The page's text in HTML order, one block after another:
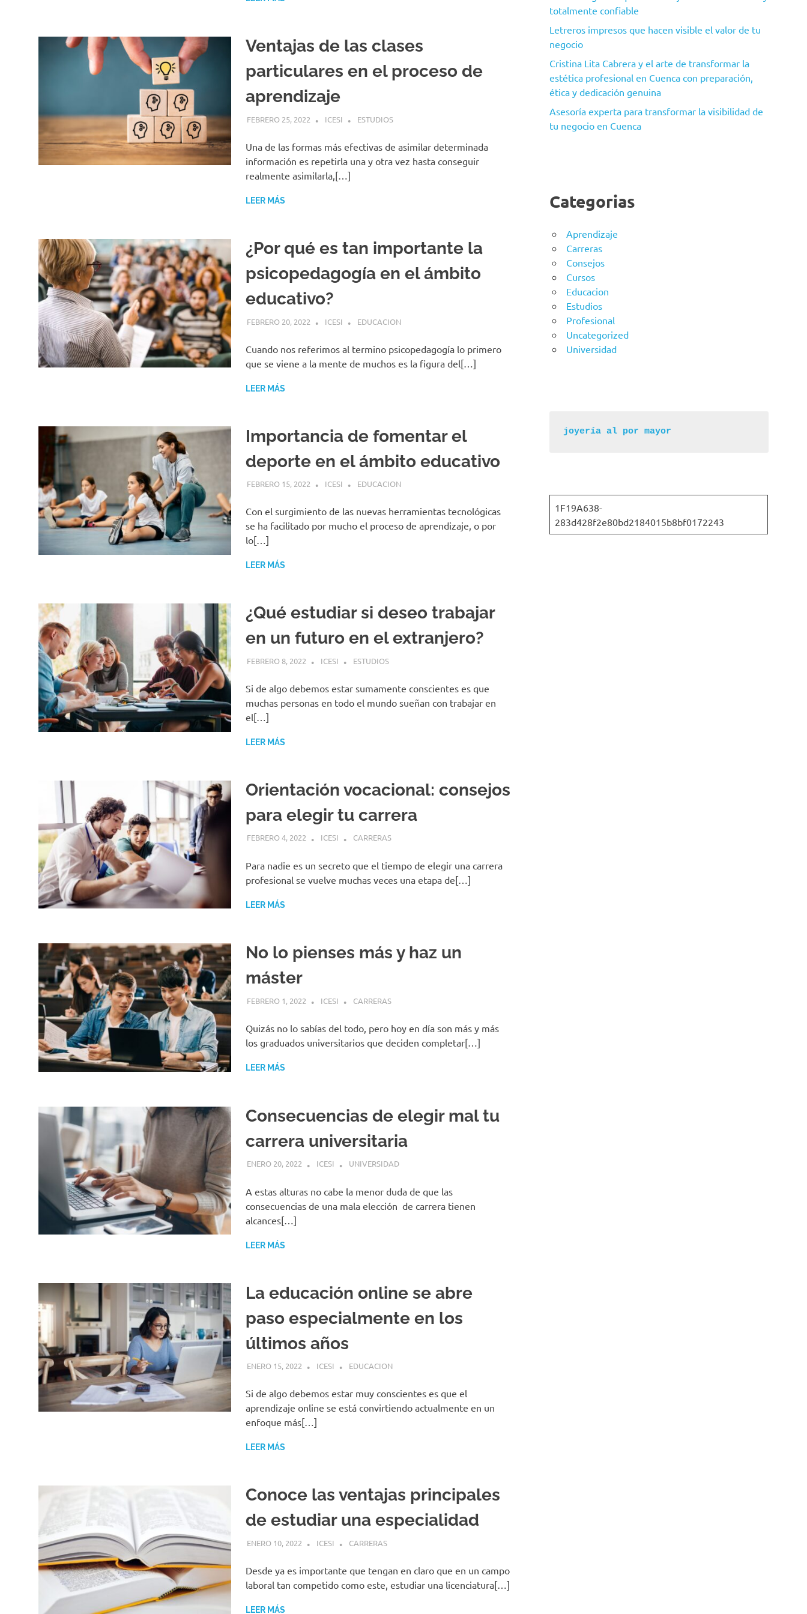
Ventajas de las clases
particulares en el proceso de
aprendizaje
FEBRERO 25, 2022 ICESI ESTUDIOS
Una de las formas más efectivas de asimilar determinada
información es repetirla una y otra vez hasta conseguir
realmente asimilarla,[…]
LEER MÁS
¿Por qué es tan importante la
psicopedagogía en el ámbito
educativo?
FEBRERO 20, 2022 ICESI EDUCACION
Cuando nos referimos al termino psicopedagogía lo primero
que se viene a la mente de muchos es la figura del[…]
LEER MÁS
Importancia de fomentar el
deporte en el ámbito educativo
FEBRERO 15, 2022 ICESI EDUCACION
Con el surgimiento de las nuevas herramientas tecnológicas
se ha facilitado por mucho el proceso de aprendizaje, o por
lo[…]
LEER MÁS
¿Qué estudiar si deseo trabajar
en un futuro en el extranjero?
FEBRERO 8, 2022 ICESI ESTUDIOS
Si de algo debemos estar sumamente conscientes es que
muchas personas en todo el mundo sueñan con trabajar en
el[…]
LEER MÁS
Orientación vocacional: consejos
para elegir tu carrera
FEBRERO 4, 2022 ICESI CARRERAS
Para nadie es un secreto que el tiempo de elegir una carrera
profesional se vuelve muchas veces una etapa de[…]
LEER MÁS
No lo pienses más y haz un
máster
FEBRERO 1, 2022 ICESI CARRERAS
Quizás no lo sabías del todo, pero hoy en día son más y más
los graduados universitarios que deciden completar[…]
LEER MÁS
Consecuencias de elegir mal tu
carrera universitaria
ENERO 20, 2022 ICESI UNIVERSIDAD
A estas alturas no cabe la menor duda de que las
consecuencias de una mala elección de carrera tienen
alcances[…]
LEER MÁS
La educación online se abre
paso especialmente en los
últimos años
ENERO 15, 2022 ICESI EDUCACION
Si de algo debemos estar muy conscientes es que el
aprendizaje online se está convirtiendo actualmente en un
enfoque más[…]
LEER MÁS
Conoce las ventajas principales
de estudiar una especialidad
ENERO 10, 2022 ICESI CARRERAS
Desde ya es importante que tengan en claro que en un campo
laboral tan competido como este, estudiar una licenciatura[…]
LEER MÁS
totalmente confiable
Letreros impresos que hacen visible el valor de tu
negocio
Cristina Lita Cabrera y el arte de transformar la
estética profesional en Cuenca con preparación,
ética y dedicación genuina
Asesoría experta para transformar la visibilidad de
tu negocio en Cuenca
Categorias
Aprendizaje
Carreras
Consejos
Cursos
Educacion
Estudios
Profesional
Uncategorized
Universidad
joyería al por mayor
1F19A638-
283d428f2e80bd2184015b8bf0172243